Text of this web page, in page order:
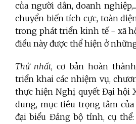
của người dân, doanh
chuyển biến tích cực, toàn
trong phát triển kinh tế - xã
điều này được thể hiện ở
Thứ nhất, cơ bản hoàn
triển khai các nhiệm vụ,
thực hiện Nghị quyết Đại hội
dung, mục tiêu trọng tâm
đại biểu Đảng bộ tỉnh, cụ